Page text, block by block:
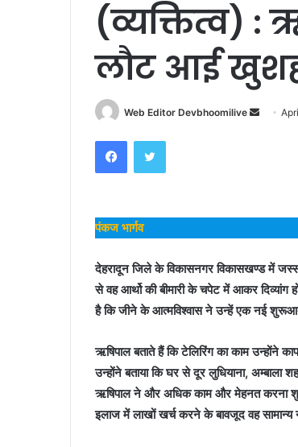
(व्यक्तित्व) :
लौट आई
Web Editor Devbhoomilive
Send
FacebookTwitter
पंकज भार्गव
देहरादून जिले के विकासनगर विकासखण्ड में
से वह आर्थो की बीमारी के चपेट में आकर
है कि जीने के आत्मविश्वास ने उन्हें एक नई
ऋषिपाल बताते हैं कि टेलिरिंग का काम उन्होंने
उन्होंने बताया कि घर से दूर लुधियाना,
ऋषिपाल ने और अधिक काम और मेहनत करना शुरू
इलाज में लाखों खर्च करने के बावजूद वह